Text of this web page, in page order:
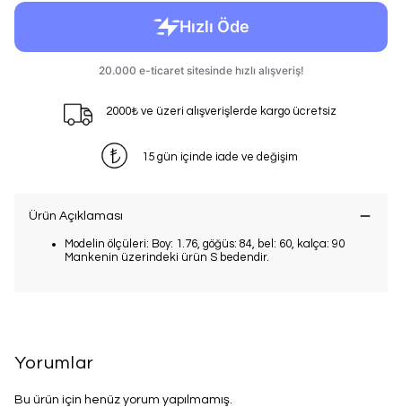
2000₺ ve üzeri alışverişlerde kargo ücretsiz
15 gün içinde iade ve değişim
Ürün Açıklaması
Modelin ölçüleri: Boy: 1.76, göğüs: 84, bel: 60, kalça: 90
Mankenin üzerindeki ürün S bedendir.
Yorumlar
Bu ürün için henüz yorum yapılmamış.